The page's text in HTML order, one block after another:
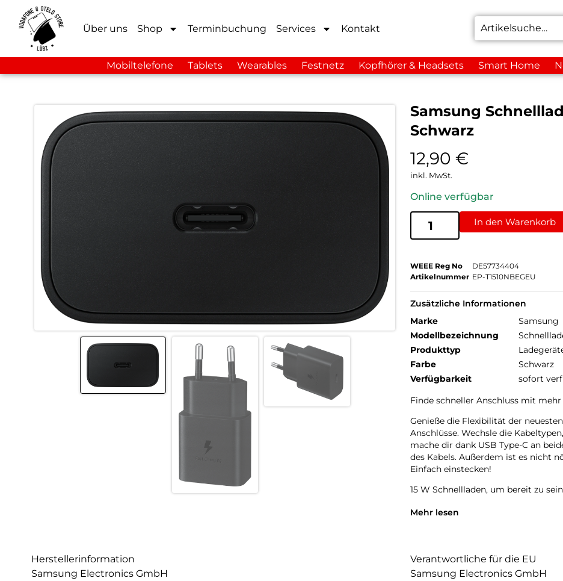
Über uns Shop Terminbuchung Services Kontakt
Mobiltelefone Tablets Wearables Festnetz Kopfhörer & Headsets Smart Home
Samsung
Schwarz
12,90 €
inkl. MwSt.
Online verfügbar
In den Warenkorb
WEEE Reg No
DE57734404
Artikelnummer EP-T1510NBEGEU
Zusätzliche Informationen
Marke
Samsung
Modellbezeichnung
Produkttyp
Farbe
Schwarz
Verfügbarkeit
sofort
Finde schneller Anschluss mit
Genieße die Flexibilität der
Anschlüsse. Wechsle die
mache dir dank USB Type-C an
des Kabels. Außerdem ist es nicht
Einfach einstecken!
15 W Schnellladen, um bereit zu
Gib deinen Geräten die
Sichere Stromversorgung für dein
Schütze deine Geräte vor
Mehr lesen
Herstellerinformation
Samsung Electronics GmbH
Verantwortliche für die EU
Samsung Electronics GmbH